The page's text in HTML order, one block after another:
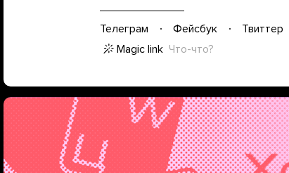
Телеграм Фейсбук Твиттер
Magic link Что-что?